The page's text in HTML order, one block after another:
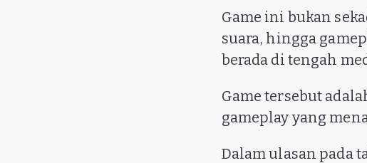
Game ini bukan
suara, hingga
berada di tengah
Game tersebut
gameplay yang
Dalam ulasan pada